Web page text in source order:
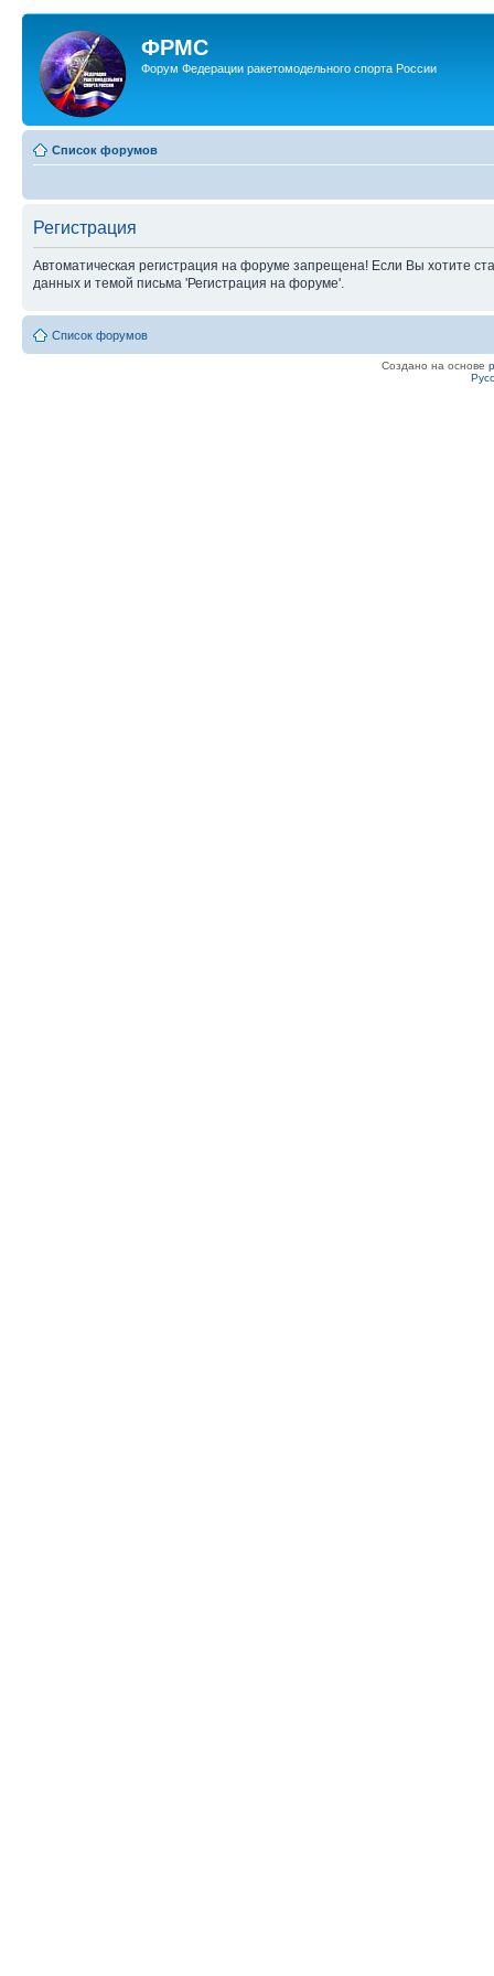
ФРМС
Форум Федерации ракетомодельного спорта России
Список форумов
Регистрация
Автоматическая регистрация на форуме запрещена! Если Вы хотите
данных и темой письма 'Регистрация на форуме'.
Список форумов
Создано на основе